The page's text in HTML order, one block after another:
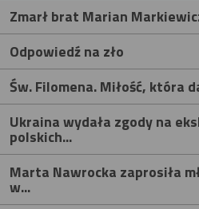
Zmarł brat Marian
Odpowiedź na zło
Św. Filomena. Miłość, która
Ukraina wydała zgody na
polskich...
Marta Nawrocka zaprosiła
w...